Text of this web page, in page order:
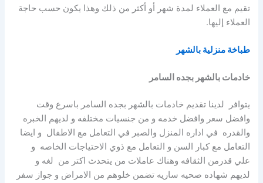
تقيم مع العملاء لمدة شهر أو أكثر من ذلك وهذا يكون حسب حاجة
العملاء إليها.
طباخة منزلية بالشهر
خادمات بالشهر بجده السامر
يتوافر لدينا تقديم خادمات بالشهر بجده السامر باسرع وقت
وافضل سعر وافضل خدمه و من جنسيات مختلفه و لديهم الخبره
والقدره في اداره المنزل والصبر في التعامل مع الاطفال و ايضا
التعامل مع كبار السن و التعامل مع ذوي الاحتياجات الخاصه و
علي قدرمن الثقافه وهناك عاملات من يتحدث اكتر من لغه و
لديهم شهاده صحيه ساريه تضمن خلوهم من الامراض و جواز سفر